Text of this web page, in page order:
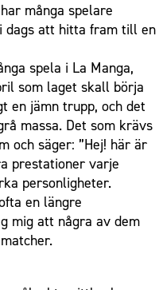
många spelare
dags att hitta fram till en
spela i La Manga,
som laget skall börja
en jämn trupp, och det
massa. Det som krävs
och säger: ”Hej! här är
prestationer varje
personligheter.
en längre
mig att några av dem